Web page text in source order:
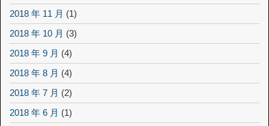
2018 年 11 月 (1)
2018 年 10 月 (3)
2018 年 9 月 (4)
2018 年 8 月 (4)
2018 年 7 月 (2)
2018 年 6 月 (1)